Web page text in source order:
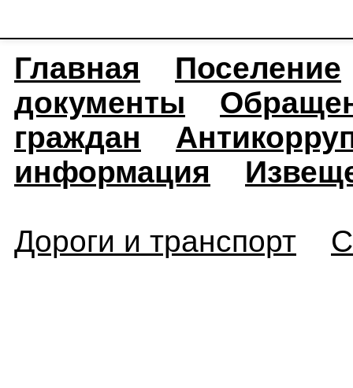
Главная
Поселение
документы
граждан
информация
Дороги и транспорт